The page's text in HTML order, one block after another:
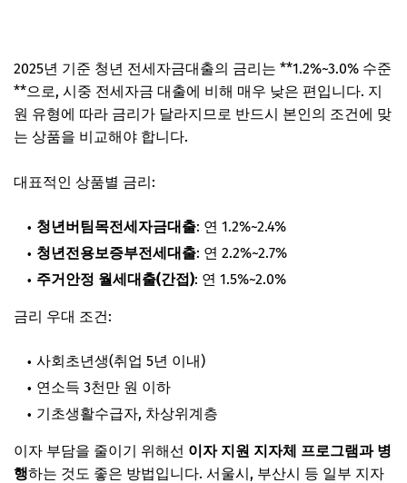
2025년 기준 청년 전세자금대출의 금리는 **1.2%~3.0% 수준
**으로, 시중 전세자금 대출에 비해 매우 낮은 편입니다. 지
원 유형에 따라 금리가 달라지므로 반드시 본인의 조건에 맞
는 상품을 비교해야 합니다.
대표적인 상품별 금리:
청년버팀목전세자금대출: 연 1.2%~2.4%
청년전용보증부전세대출: 연 2.2%~2.7%
주거안정 월세대출(간접): 연 1.5%~2.0%
금리 우대 조건:
사회초년생(취업 5년 이내)
연소득 3천만 원 이하
기초생활수급자, 차상위계층
이자 부담을 줄이기 위해선 이자 지원 지자체 프로그램과 병
행하는 것도 좋은 방법입니다. 서울시, 부산시 등 일부 지자